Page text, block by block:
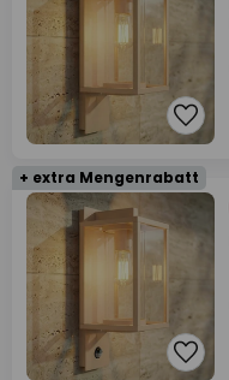
+ extra Mengenrabatt